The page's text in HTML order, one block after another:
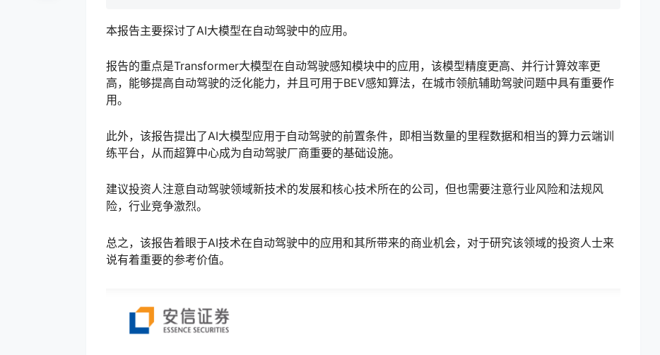
本报告主要探讨了AI大模型在自动驾驶中的应用。
报告的重点是Transformer大模型在自动驾驶感知模块中的应用，该模型精度更高、并行计算效率更
高，能够提高自动驾驶的泛化能力，并且可用于BEV感知算法，在城市领航辅助驾驶问题中具有重要作
用。
此外，该报告提出了AI大模型应用于自动驾驶的前置条件，即相当数量的里程数据和相当的算力云端训
练平台，从而超算中心成为自动驾驶厂商重要的基础设施。
建议投资人注意自动驾驶领域新技术的发展和核心技术所在的公司，但也需要注意行业风险和法规风
险，行业竞争激烈。
总之，该报告着眼于AI技术在自动驾驶中的应用和其所带来的商业机会，对于研究该领域的投资人士来
说有着重要的参考价值。